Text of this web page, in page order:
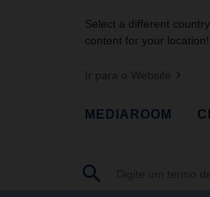
Select a different
content for your location!
Ir para o Website
MEDIAROOM